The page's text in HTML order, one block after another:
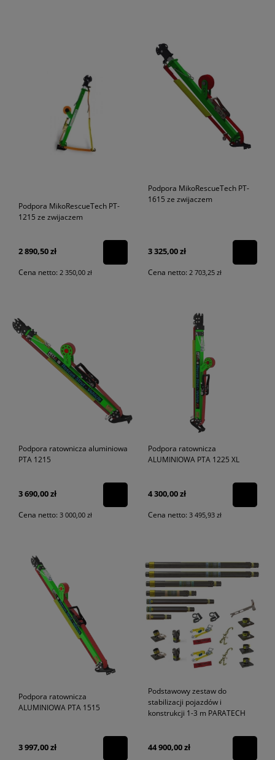
Podpora MikoRescueTech PT-
1215 ze zwijaczem
2 890,50 zł
Cena netto: 2 350,00 zł
Podpora MikoRescueTech PT-
1615 ze zwijaczem
3 325,00 zł
Cena netto: 2 703,25 zł
Podpora ratownicza aluminiowa
PTA 1215
3 690,00 zł
Cena netto: 3 000,00 zł
Podpora ratownicza
ALUMINIOWA PTA 1225 XL
4 300,00 zł
Cena netto: 3 495,93 zł
Podpora ratownicza
ALUMINIOWA PTA 1515
3 997,00 zł
Podstawowy zestaw do
stabilizacji pojazdów i
konstrukcji 1-3 m PARATECH
44 900,00 zł